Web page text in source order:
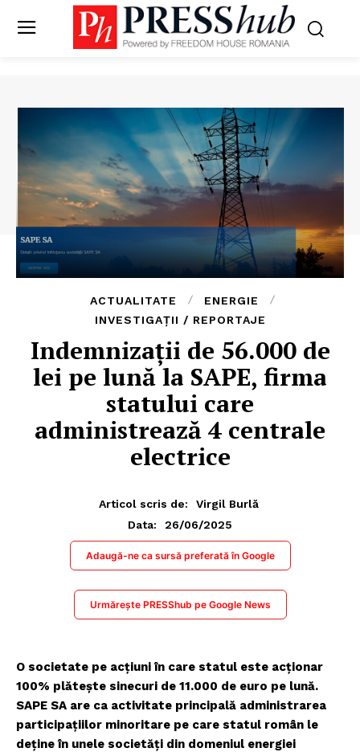
ACTUALITATE
ENERGIE
INVESTIGAȚII / REPORTAJE
Indemnizații de 56.000 de
lei pe lună la SAPE, firma
statului care
administrează 4 centrale
electrice
Articol scris de:
Virgil Burlă
Data:
26/06/2025
Adaugă-ne ca sursă preferată în Google
Urmărește PRESShub pe Google News
O societate pe acțiuni în care statul este acționar
100% plătește sinecuri de 11.000 de euro pe lună.
SAPE SA are ca activitate principală administrarea
participațiilor minoritare pe care statul român le
deține în unele societăți din domeniul energiei